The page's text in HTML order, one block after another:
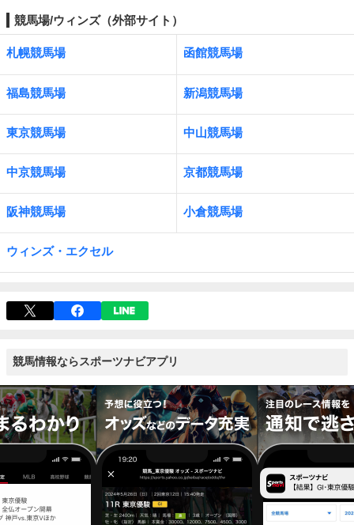
競馬場/ウィンズ（外部サイト）
札幌競馬場 函館競馬場
福島競馬場 新潟競馬場
東京競馬場 中山競馬場
中京競馬場 京都競馬場
阪神競馬場 小倉競馬場
ウィンズ・エクセル
競馬情報ならスポーツナビアプリ